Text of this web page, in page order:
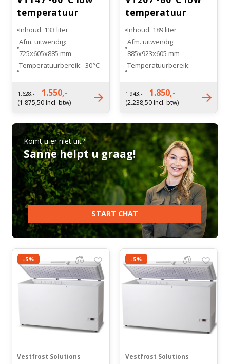
temperatuur
vriezer
Inhoud: 133 liter
Afm. uitwendig:
725x605x885 mm
Temperatuurbereik: -30°C
Energieverbruik: 3.50
kWh/24h
koeling
1.628,- 1.550,-
(1.875,50 Incl. btw)
temperatuur
vriezer
Inhoud: 189 liter
Afm. uitwendig:
885x923x605 mm
Temperatuurbereik:
Energieverbruik: 3,12
kWh/24h
koeling
1.943,- 1.850,-
(2.238,50 Incl. btw)
Komt u er niet uit?
Sanne helpt u graag!
START CHAT
-5%
Vestfrost Solutions
-5%
Vestfrost Solutions